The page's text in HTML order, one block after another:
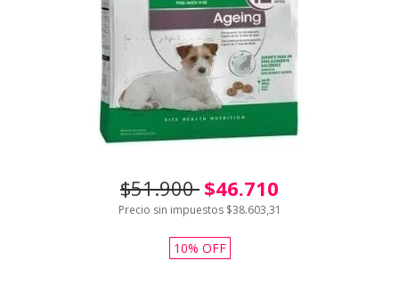
$51.900 $46.710
Precio sin impuestos $38.603,31
10% OFF